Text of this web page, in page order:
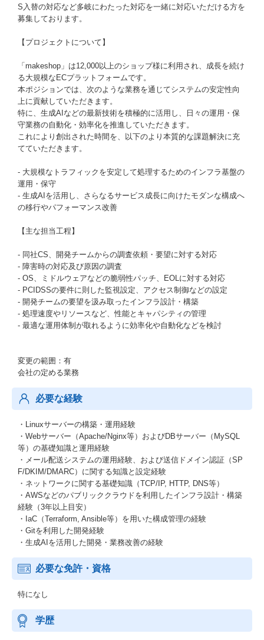
S入替の対応など多岐にわたった対応を一緒に対応いただける方を
募集しております。
【プロジェクトについて】
「makeshop」は12,000以上のショップ様に利用され、成長を続け
る大規模なECプラットフォームです。
本ポジションでは、次のような業務を通じてシステムの安定性向
上に貢献していただきます。
特に、生成AIなどの最新技術を積極的に活用し、日々の運用・保
守業務の自動化・効率化を推進していただきます。
これにより創出された時間を、以下のより本質的な課題解決に充
てていただきます。
- 大規模なトラフィックを安定して処理するためのインフラ基盤の
運用・保守
- 生成AIを活用し、さらなるサービス成長に向けたモダンな構成へ
の移行やパフォーマンス改善
【主な担当工程】
- 同社CS、開発チームからの調査依頼・要望に対する対応
- 障害時の対応及び原因の調査
- OS、ミドルウェアなどの脆弱性パッチ、EOLに対する対応
- PCIDSSの要件に則した監視設定、アクセス制御などの設定
- 開発チームの要望を汲み取ったインフラ設計・構築
- 処理速度やリソースなど、性能とキャパシティの管理
- 最適な運用体制が取れるように効率化や自動化などを検討
変更の範囲：有
会社の定める業務
必要な経験
・Linuxサーバーの構築・運用経験
・Webサーバー（Apache/Nginx等）およびDBサーバー（MySQL
等）の基礎知識と運用経験
・メール配送システムの運用経験、および送信ドメイン認証（SP
F/DKIM/DMARC）に関する知識と設定経験
・ネットワークに関する基礎知識（TCP/IP, HTTP, DNS等）
・AWSなどのパブリッククラウドを利用したインフラ設計・構築
経験（3年以上目安）
・IaC（Terraform, Ansible等）を用いた構成管理の経験
・Gitを利用した開発経験
・生成AIを活用した開発・業務改善の経験
必要な免許・資格
特になし
学歴